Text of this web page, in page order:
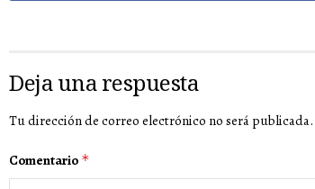
Deja una respuesta
Tu dirección de correo electrónico no será publicada.
Comentario *